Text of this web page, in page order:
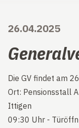
26.04.2025
Die GV findet am
Ort: Pensionsstall
Ittigen
09:30 Uhr -